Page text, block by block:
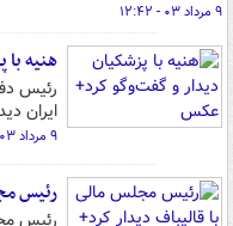
۹ مرداد ۰۳ - ۱۲:۴۲
هنیه
رئیس
ایران
۹ مرداد ۰۳ - ۱۲:۱۴
رئیس
رئیس